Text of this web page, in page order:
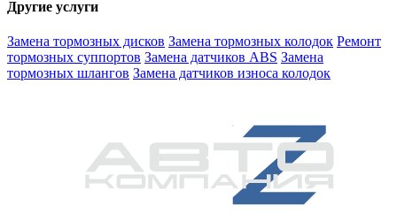
Другие услуги
Замена тормозных дисков Замена тормозных колодок Ремонт
тормозных суппортов Замена датчиков ABS Замена
тормозных шлангов Замена датчиков износа колодок